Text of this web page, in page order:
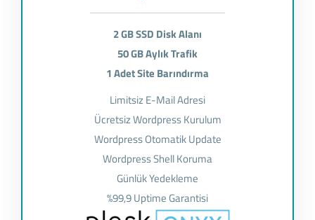
2 GB SSD Disk Alanı
50 GB Aylık Trafik
1 Adet Site Barındırma
Limitsiz E-Mail Adresi
Ücretsiz Wordpress Kurulum
Wordpress Otomatik Update
Wordpress Shell Koruma
Günlük Yedekleme
%99,9 Uptime Garantisi